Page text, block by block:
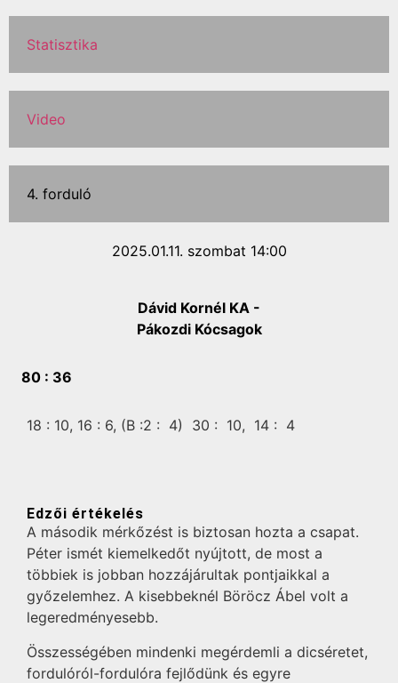
Statisztika
Video
4. forduló
2025.01.11. szombat 14:00
Dávid Kornél KA -
Pákozdi Kócsagok
80 : 36
18 : 10, 16 : 6, (B :2 : 4) 30 : 10, 14 : 4
Edzői értékelés
A második mérkőzést is biztosan hozta a csapat.
Péter ismét kiemelkedőt nyújtott, de most a
többiek is jobban hozzájárultak pontjaikkal a
győzelemhez. A kisebbeknél Böröcz Ábel volt a
legeredményesebb.
Összességében mindenki megérdemli a dicséretet,
fordulóról-fordulóra fejlődünk és egyre